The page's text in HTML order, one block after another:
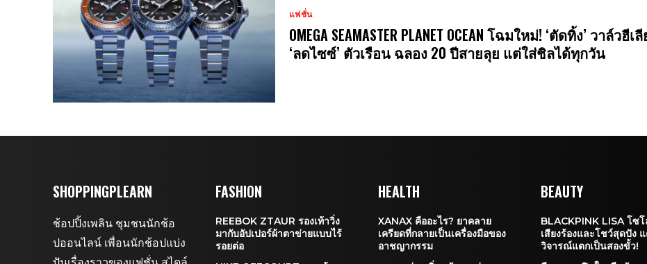
แฟชั่น
OMEGA SEAMASTER PLANET OCEAN โฉมใหม่! ‘ตัดทิ้ง’ วาล์วฮีเ
‘ลดไซซ์’ ตัวเรือน ฉลอง 20 ปีสายลุย แต่ใส่ชิลได้ทุกวัน
SHOPPINGPLEARN
ช้อปปิ้งเพลิน ชุมชนนักช้อ
ปออนไลน์ เพื่อนนักช้อปแบ่ง
FASHION
REEBOK ZTAUR รองเท้าวิ่ง
มากับอัปเปอร์ผ้าตาข่ายแบบไร้
รอยต่อ
HEALTH
XANAX คืออะไร? ยาคลาย
เครียดที่กลายเป็นเครื่องมือของ
อาชญากรรม
BEAUTY
BLACKPINK LISA โซ
เสียงร้องและโชว์สุดปัง แ
วิจารณ์แตกเป็นสองขั้ว!